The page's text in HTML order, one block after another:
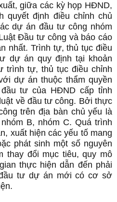
giữa các kỳ họp HĐND,
quyết định điều chỉnh chủ
dự án đầu tư công nhóm
Đầu tư công và báo cáo
nhất. Trình tự, thủ tục điều
dự án quy định tại khoản
trình tự, thủ tục điều chỉnh
dự án thuộc thẩm quyền
tư của HĐND cấp tỉnh
về đầu tư công. Bởi thực
trên địa bàn chủ yếu là
B, nhóm C. Quá trình
xuất hiện các yếu tố mang
phát sinh một số nguyên
thay đổi mục tiêu, quy mô
thực hiện dẫn đến phải
tư dự án mới có cơ sở